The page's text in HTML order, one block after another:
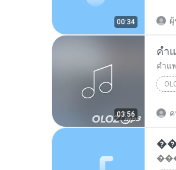
00:34 ผุ้
03:56
คำ
คำแ
ค